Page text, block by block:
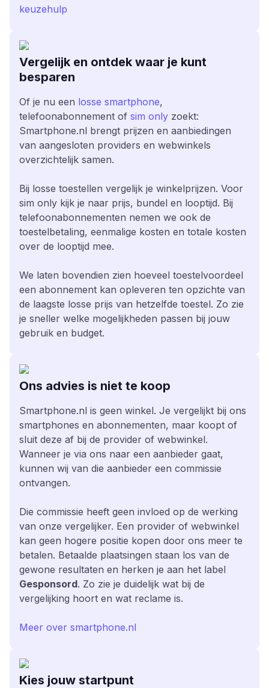
keuzehulp
Vergelijk en ontdek waar je kunt
besparen
Of je nu een losse smartphone,
telefoonabonnement of sim only zoekt:
Smartphone.nl brengt prijzen en aanbiedingen
van aangesloten providers en webwinkels
overzichtelijk samen.
Bij losse toestellen vergelijk je winkelprijzen. Voor
sim only kijk je naar prijs, bundel en looptijd. Bij
telefoonabonnementen nemen we ook de
toestelbetaling, eenmalige kosten en totale kosten
over de looptijd mee.
We laten bovendien zien hoeveel toestelvoordeel
een abonnement kan opleveren ten opzichte van
de laagste losse prijs van hetzelfde toestel. Zo zie
je sneller welke mogelijkheden passen bij jouw
gebruik en budget.
Ons advies is niet te koop
Smartphone.nl is geen winkel. Je vergelijkt bij ons
smartphones en abonnementen, maar koopt of
sluit deze af bij de provider of webwinkel.
Wanneer je via ons naar een aanbieder gaat,
kunnen wij van die aanbieder een commissie
ontvangen.
Die commissie heeft geen invloed op de werking
van onze vergelijker. Een provider of webwinkel
kan geen hogere positie kopen door ons meer te
betalen. Betaalde plaatsingen staan los van de
gewone resultaten en herken je aan het label
Gesponsord. Zo zie je duidelijk wat bij de
vergelijking hoort en wat reclame is.
Meer over smartphone.nl
Kies jouw startpunt